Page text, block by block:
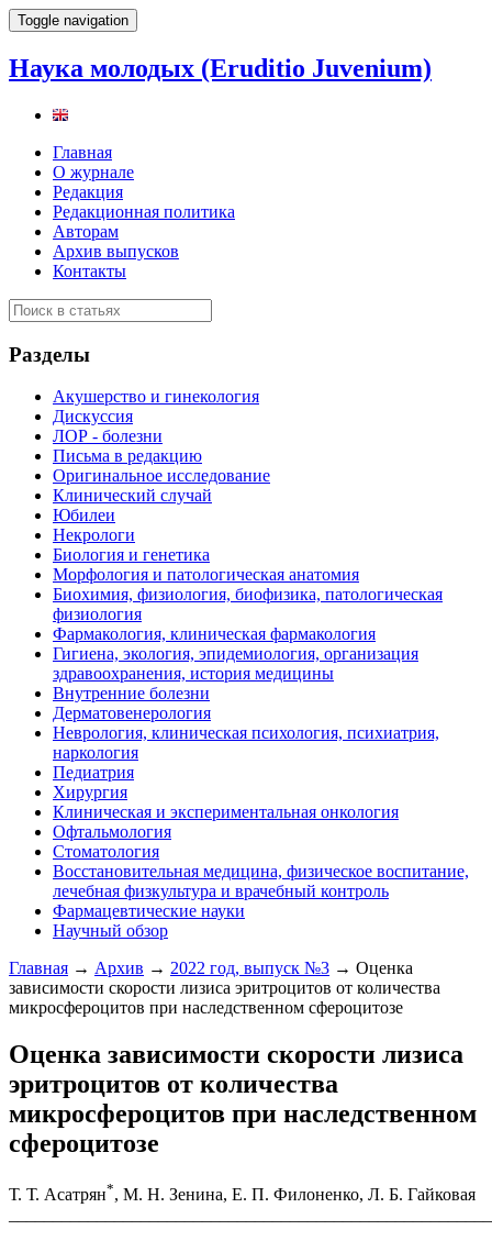
Toggle navigation
Наука молодых (Eruditio Juvenium)
Главная
О журнале
Редакция
Редакционная политика
Авторам
Архив выпусков
Контакты
Разделы
Акушерство и гинекология
Дискуссия
ЛОР - болезни
Письма в редакцию
Оригинальное исследование
Клинический случай
Юбилеи
Некрологи
Биология и генетика
Морфология и патологическая анатомия
Биохимия, физиология, биофизика, патологическая
физиология
Фармакология, клиническая фармакология
Гигиена, экология, эпидемиология, организация
здравоохранения, история медицины
Внутренние болезни
Дерматовенерология
Неврология, клиническая психология, психиатрия,
наркология
Педиатрия
Хирургия
Клиническая и экспериментальная онкология
Офтальмология
Стоматология
Восстановительная медицина, физическое воспитание,
лечебная физкультура и врачебный контроль
Фармацевтические науки
Научный обзор
Главная → Архив → 2022 год, выпуск №3 → Оценка
зависимости скорости лизиса эритроцитов от количества
микросфероцитов при наследственном сфероцитозе
Оценка зависимости скорости лизиса
эритроцитов от количества
микросфероцитов при наследственном
сфероцитозе
Т. Т. Асатрян*, М. Н. Зенина, Е. П. Филоненко, Л. Б. Гайковая